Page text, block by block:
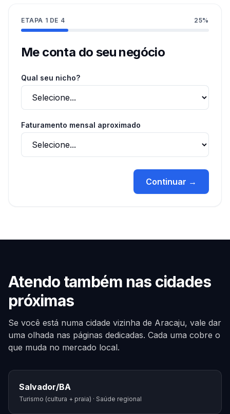
ETAPA 1 DE 4 25%
Me conta do seu negócio
Qual seu nicho?
Faturamento mensal aproximado
Continuar →
Atendo também nas cidades
próximas
Se você está numa cidade vizinha de Aracaju, vale dar
uma olhada nas páginas dedicadas. Cada uma cobre o
que muda no mercado local.
Salvador/BA
Turismo (cultura + praia) · Saúde regional